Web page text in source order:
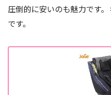
圧倒的に安いのも魅力です
です。